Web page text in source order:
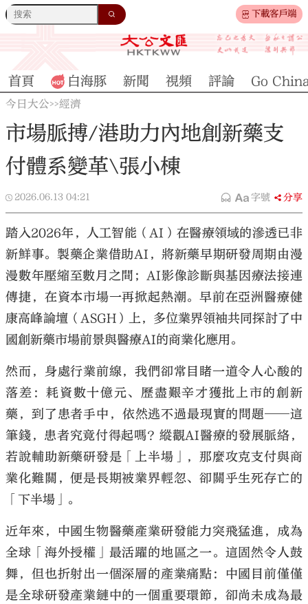
下載客戶端
大公文匯
首頁 白海豚 新聞 視頻 評論 Go
今日大公>>經濟
市場脈搏/港助力內地創新藥支
付體系變革\張小棟
2026.06.13 04:21 字號 分享
踏入2026年，人工智能（AI）在醫療領域的滲透已非
新鮮事。製藥企業借助AI，將新藥早期研發周期由漫
漫數年壓縮至數月之間；AI影像診斷與基因療法接連
傳捷，在資本市場一再掀起熱潮。早前在亞洲醫療健
康高峰論壇（ASGH）上，多位業界領袖共同探討了中
國創新藥市場前景與醫療AI的商業化應用。
然而，身處行業前線，我們卻常目睹一道令人心酸的
落差：耗資數十億元、歷盡艱辛才獲批上市的創新
藥，到了患者手中，依然逃不過最現實的問題──這
筆錢，患者究竟付得起嗎？縱觀AI醫療的發展脈絡，
若說輔助新藥研發是「上半場」，那麼攻克支付與商
業化難關，便是長期被業界輕忽、卻關乎生死存亡的
「下半場」。
近年來，中國生物醫藥產業研發能力突飛猛進，成為
全球「海外授權」最活躍的地區之一。這固然令人鼓
舞，但也折射出一個深層的產業痛點：中國目前僅僅
是全球研發產業鏈中的一個重要環節，卻尚未成為最